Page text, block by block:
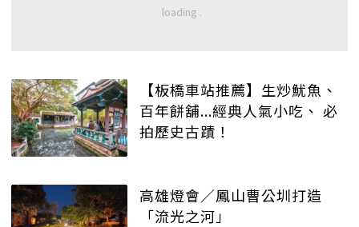
【板橋車站推薦】生炒魷魚、
百年餅舖...經典人氣小吃、 必
拍歷史古蹟！
高雄燈會／鳳山曹公圳打造
「流光之河」